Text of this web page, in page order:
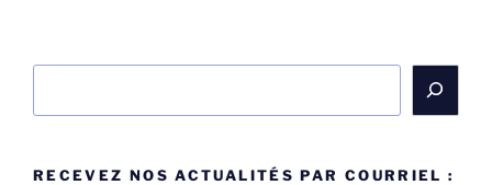
RECEVEZ NOS ACTUALITÉS PAR COURRIEL :